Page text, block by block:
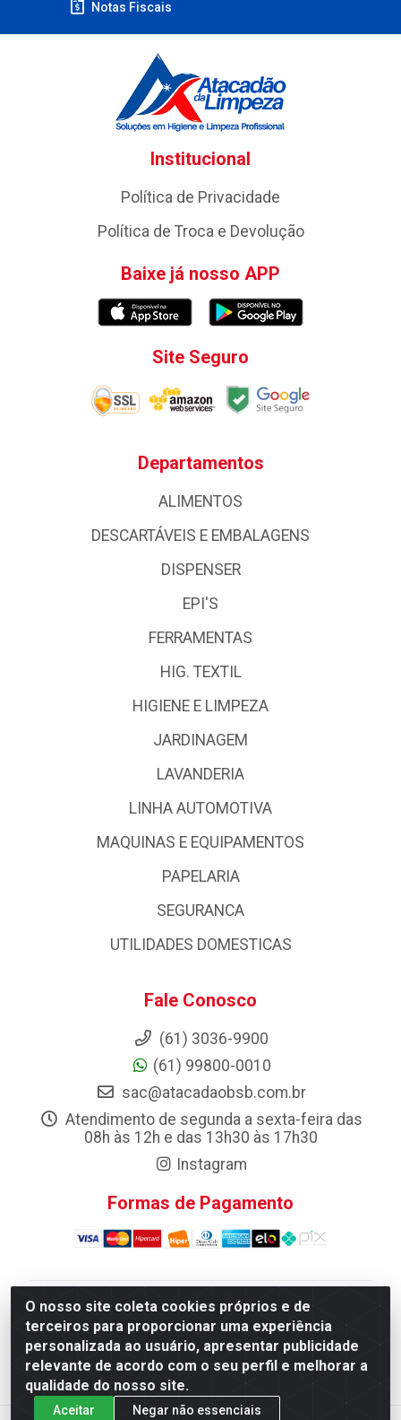
O nosso site coleta cookies próprios e de
terceiros para proporcionar uma experiência
personalizada ao usuário, apresentar publicidade
relevante de acordo com o seu perfil e melhorar a
qualidade do nosso site.
Aceitar Negar não essenciais
Notas Fiscais
Institucional
Política de Privacidade
Política de Troca e Devolução
Baixe já nosso APP
Site Seguro
Departamentos
ALIMENTOS
DESCARTÁVEIS E EMBALAGENS
DISPENSER
EPI'S
FERRAMENTAS
HIG. TEXTIL
HIGIENE E LIMPEZA
JARDINAGEM
LAVANDERIA
LINHA AUTOMOTIVA
MAQUINAS E EQUIPAMENTOS
PAPELARIA
SEGURANCA
UTILIDADES DOMESTICAS
Fale Conosco
(61) 3036-9900
(61) 99800-0010
sac@atacadaobsb.com.br
Atendimento de segunda a sexta-feira das
08h às 12h e das 13h30 às 17h30
Instagram
Formas de Pagamento
Atacadao da Limpeza F. Pereira Queiroz Comercio e
Distribuicao LTDA - Quadra Qi 10 Lotes 39 e, 41 - Setor
Industrial (Taguatinga), Brasília/DF - CEP 72.135-100 -
CNPJ 13.184.675/0001-80